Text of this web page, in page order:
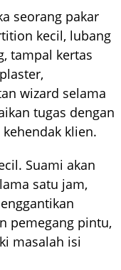
seorang pakar
kecil, lubang
tampal kertas
wizard selama
tugas dengan
klien.
Suami akan
satu jam,
pemegang pintu,
masalah isi